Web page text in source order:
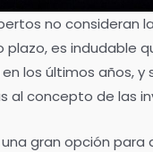
no consideran
plazo, es indudable
en los últimos años, y
al concepto de las
gran opción para